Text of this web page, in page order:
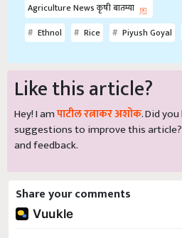
Agriculture News कृषी बातम्या
Ethnol
Rice Piyush Goyal
Like this article?
Hey! I amपाटील रत्नाकर अशोक. Did
suggestions to improve this article?
and feedback.
Share your comments